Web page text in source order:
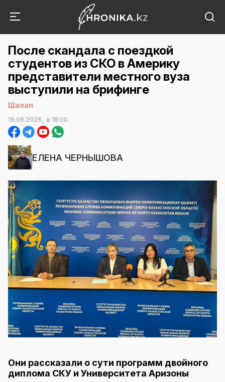
После скандала с поездкой
студентов из СКО в Америку
представители местного вуза
выступили на брифинге
Шалап
19.06.2026, в 18:00
ЕЛЕНА ЧЕРНЫШОВА
Они рассказали о сути программ двойного
диплома СКУ и Университета Аризоны